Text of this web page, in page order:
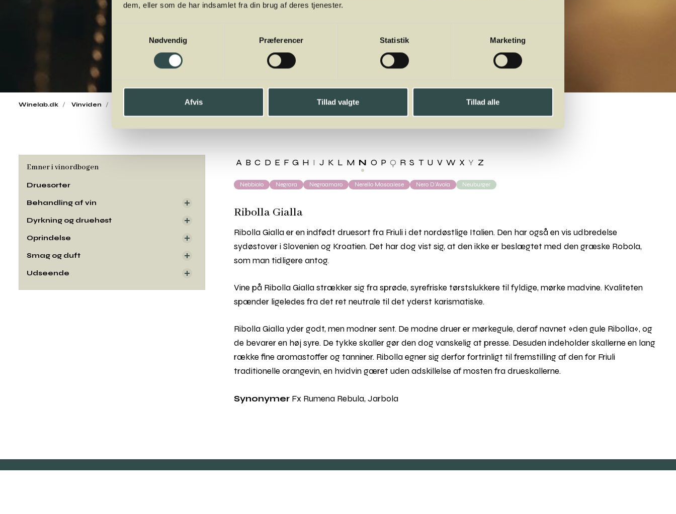
dem, eller som de har indsamlet fra din brug af deres tjenester.
Nødvendig
Præferencer Statistik Marketing
Afvis Tillad valgte Tillad alle
Winelab.dk Vinviden Druesorter
A B C D E F G H I J K L M N O P Q R S T U V W X Y Z
Nebbiolo Negrara Negroamaro Nerello Mascalese Nero D’Avola Neuburger
Ribolla Gialla
Ribolla Gialla er en indfødt druesort fra Friuli i det nordøstlige Italien. Den har også en vis udbredelse
sydøstover i Slovenien og Kroatien. Det har dog vist sig, at den ikke er beslægtet med den græske Robola,
som man tidligere antog.
Vine på Ribolla Gialla strækker sig fra sprøde, syrefriske tørstslukkere til fyldige, mørke madvine. Kvaliteten
spænder ligeledes fra det ret neutrale til det yderst karismatiske.
Ribolla Gialla yder godt, men modner sent. De modne druer er mørkegule, deraf navnet »den gule Ribolla«, og
de bevarer en høj syre. De tykke skaller gør den dog vanskelig at presse. Desuden indeholder skallerne en lang
række fine aromastoffer og tanniner. Ribolla egner sig derfor fortrinligt til fremstilling af den for Friuli
traditionelle orangevin, en hvidvin gæret uden adskillelse af mosten fra drueskallerne.
Synonymer Fx Rumena Rebula, Jarbola
Emner i vinordbogen
Druesorter
Behandling af vin
Dyrkning og druehøst
Oprindelse
Smag og duft
Udseende